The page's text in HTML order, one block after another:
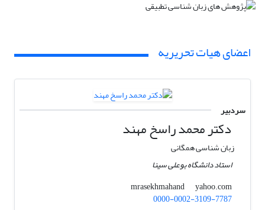
اعضای هیات تحریریه
سردبیر
دکتر محمد راسخ مهند
زبان شناسی همگانی
استاد دانشگاه بوعلی سینا
mrasekhmahand
yahoo.com
0000-0002-3109-7787